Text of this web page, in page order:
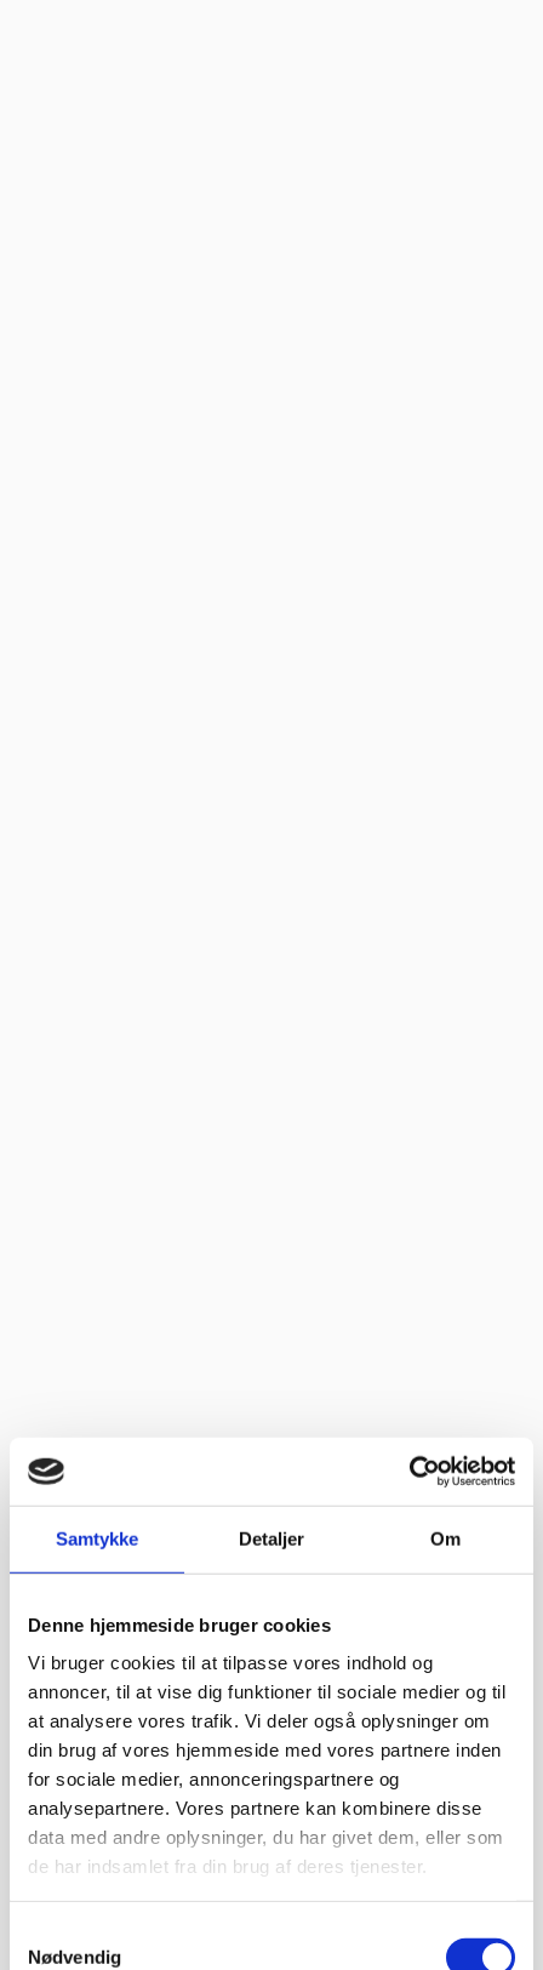
Samtykke Detaljer Om
Denne hjemmeside bruger cookies
Vi bruger cookies til at tilpasse vores indhold og
annoncer, til at vise dig funktioner til sociale medier og til
at analysere vores trafik. Vi deler også oplysninger om
din brug af vores hjemmeside med vores partnere inden
for sociale medier, annonceringspartnere og
analysepartnere. Vores partnere kan kombinere disse
data med andre oplysninger, du har givet dem, eller som
de har indsamlet fra din brug af deres tjenester.
Nødvendig